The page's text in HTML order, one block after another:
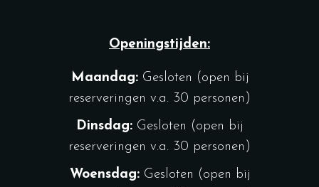
Openingstijden:
Maandag:Gesloten (open bij
reserveringen v.a. 30 personen)
Dinsdag: Gesloten (open bij
reserveringen v.a. 30 personen)
Woensdag:Gesloten (open bij